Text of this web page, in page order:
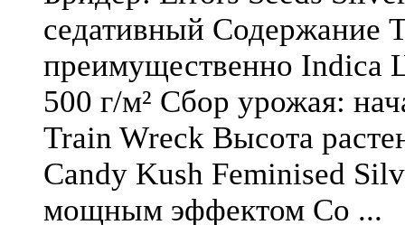
седативный Содержание
преимущественно Indica
500 г/м² Сбор урожая:
Train Wreck Высота
Candy Kush Feminised
мощным эффектом Со ...